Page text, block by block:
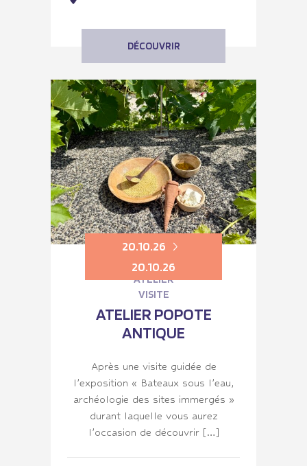
DÉCOUVRIR
20.10.26
20.10.26
ATELIER
VISITE
ATELIER POPOTE
ANTIQUE
Après une visite guidée de
l’exposition « Bateaux sous l’eau,
archéologie des sites immergés »
durant laquelle vous aurez
l’occasion de découvrir […]